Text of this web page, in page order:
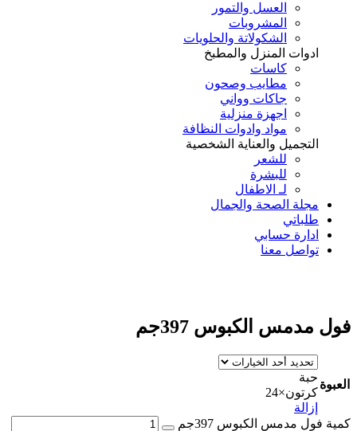
العسل والتمور
المشروبات
الشكولاتة والحلويات
ادوات المنزل والمطبخ
كاسات
مطايب وصحون
جاكات وواني
اجهزة منزلية
مواد وادوات النظافة
التجميل والعناية الشخصية
للشعر
للبشرة
لـ الاطفال
مجلة الصحة والجمال
طلباتي
ادارة حسابي
تواصل معنا
فول مدمس الكبوس 397جم
العبوة
حبة
كرتون×24
إزالة
كمية فول مدمس الكبوس 397جم